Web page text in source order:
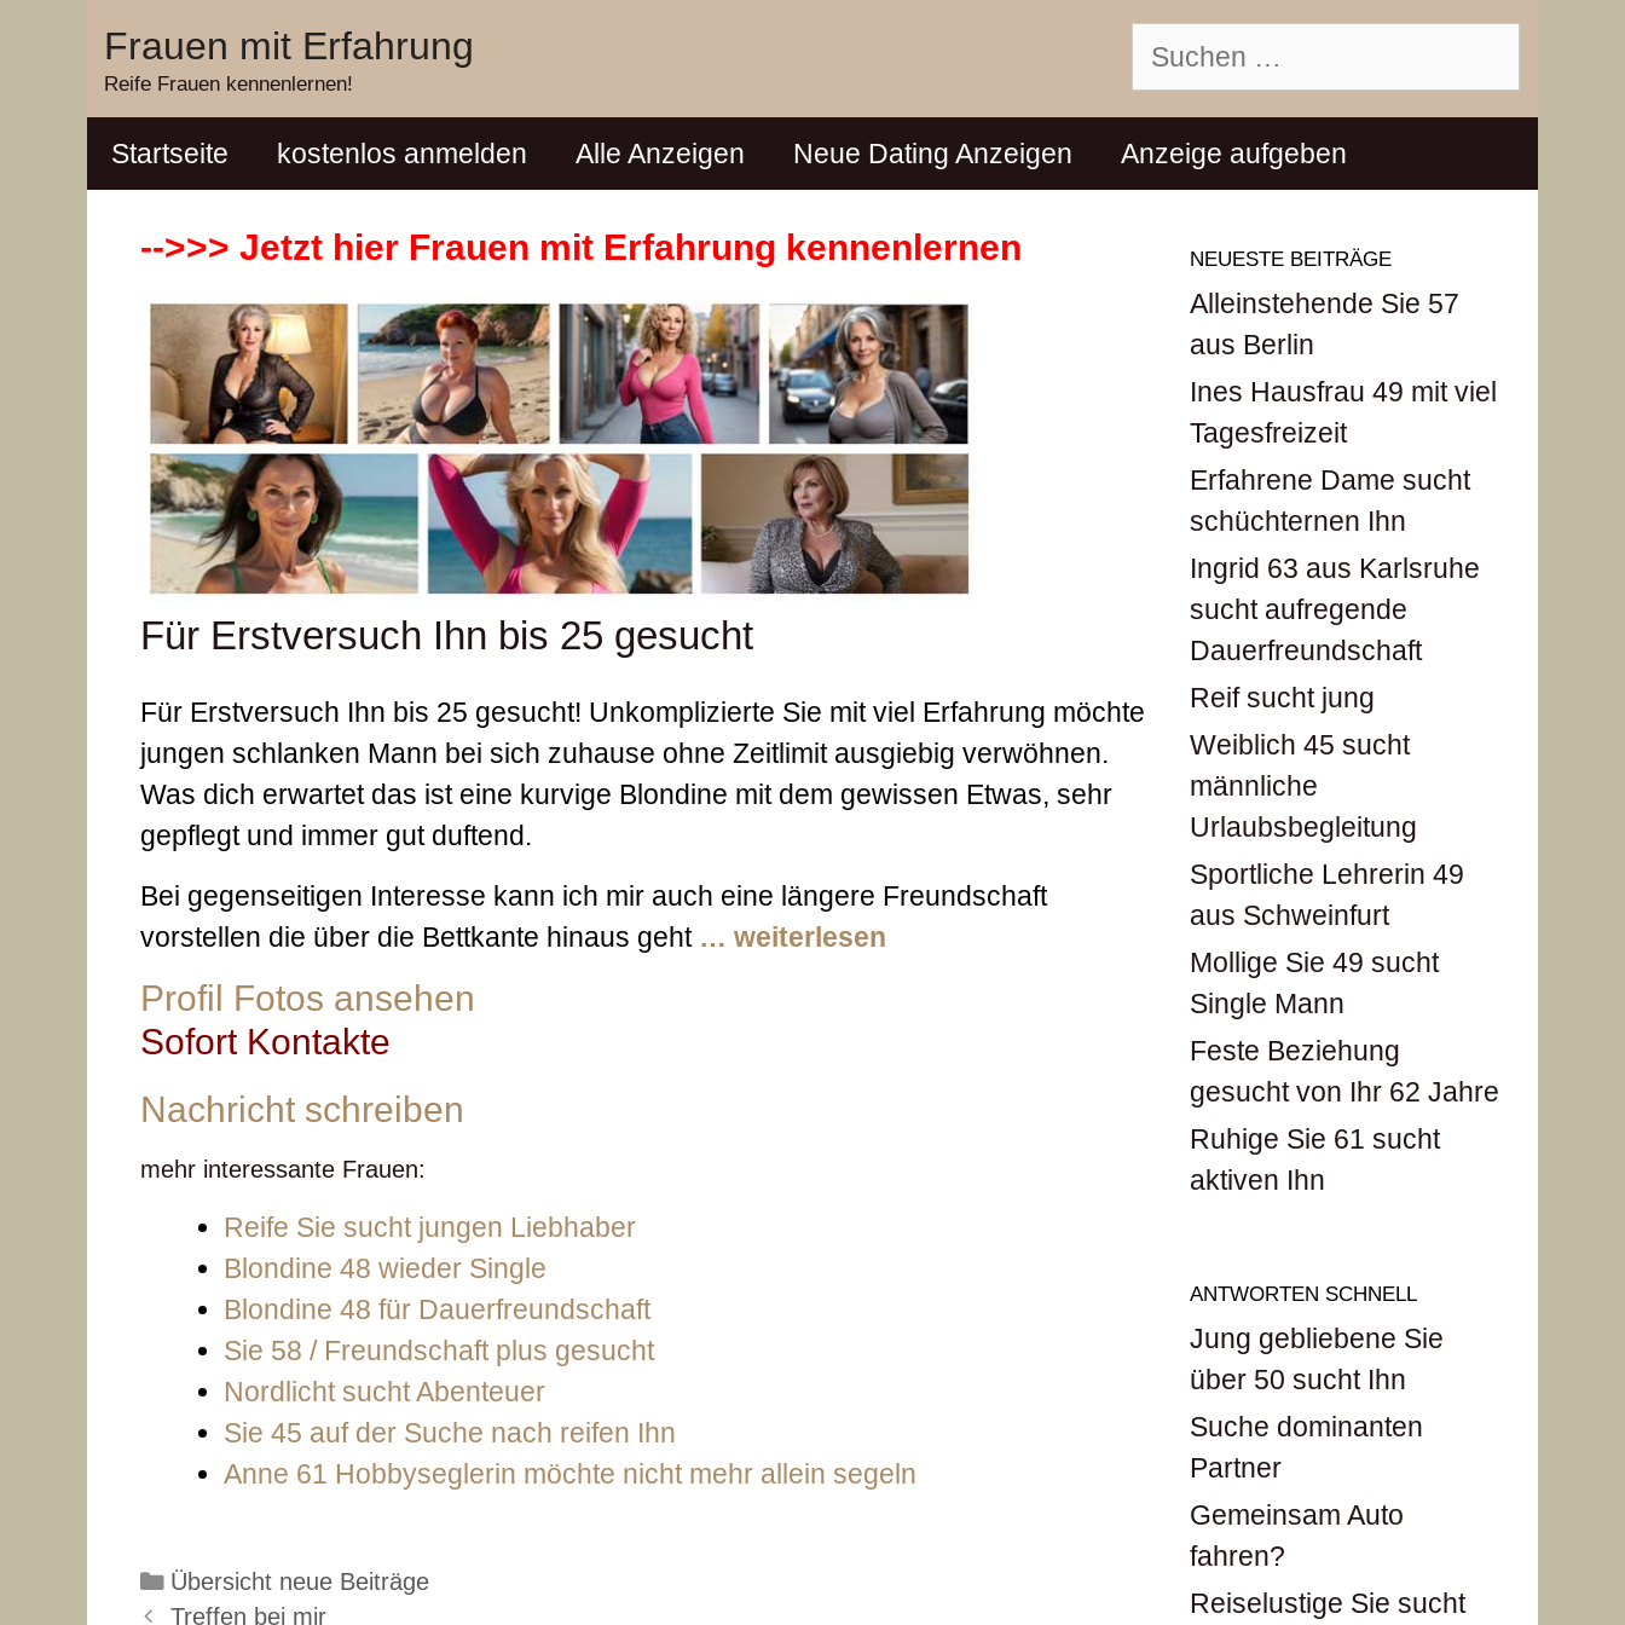
springen
Suchen
nach:
Frauen mit Erfahrung
Reife Frauen kennenlernen!
Startseite kostenlos anmelden Alle Anzeigen Neue Dating Anzeigen Anzeige aufgeben
-->>> Jetzt hier Frauen mit Erfahrung kennenlernen
Für Erstversuch Ihn bis 25 gesucht
Für Erstversuch Ihn bis 25 gesucht! Unkomplizierte Sie mit viel Erfahrung möchte
jungen schlanken Mann bei sich zuhause ohne Zeitlimit ausgiebig verwöhnen.
Was dich erwartet das ist eine kurvige Blondine mit dem gewissen Etwas, sehr
gepflegt und immer gut duftend.
Bei gegenseitigen Interesse kann ich mir auch eine längere Freundschaft
vorstellen die über die Bettkante hinaus geht … weiterlesen
Profil Fotos ansehen
Sofort Kontakte
Nachricht schreiben
mehr interessante Frauen:
Reife Sie sucht jungen Liebhaber
Blondine 48 wieder Single
Blondine 48 für Dauerfreundschaft
Sie 58 / Freundschaft plus gesucht
Nordlicht sucht Abenteuer
Sie 45 auf der Suche nach reifen Ihn
Anne 61 Hobbyseglerin möchte nicht mehr allein segeln
Kategorien
Übersicht neue Beiträge
Treffen bei mir
NEUESTE BEITRÄGE
Alleinstehende Sie 57
aus Berlin
Ines Hausfrau 49 mit viel
Tagesfreizeit
Erfahrene Dame sucht
schüchternen Ihn
Ingrid 63 aus Karlsruhe
sucht aufregende
Dauerfreundschaft
Reif sucht jung
Weiblich 45 sucht
männliche
Urlaubsbegleitung
Sportliche Lehrerin 49
aus Schweinfurt
Mollige Sie 49 sucht
Single Mann
Feste Beziehung
gesucht von Ihr 62 Jahre
Ruhige Sie 61 sucht
aktiven Ihn
ANTWORTEN SCHNELL
Jung gebliebene Sie
über 50 sucht Ihn
Suche dominanten
Partner
Gemeinsam Auto
fahren?
Reiselustige Sie sucht